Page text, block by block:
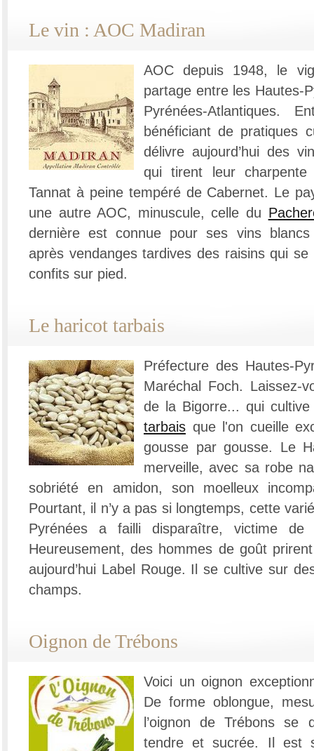
Le vin : AOC Madiran
AOC depuis 1948, le
partage entre les Hautes-
Pyrénées-Atlantiques.
bénéficiant de pratiques
délivre aujourd’hui des
qui tirent leur charpente
Tannat à peine tempéré de Cabernet. Le
une autre AOC, minuscule, celle du
dernière est connue pour ses vins blancs
après vendanges tardives des raisins qui
confits sur pied.
Le haricot tarbais
Préfecture des Hautes-
Maréchal Foch. Laissez-
de la Bigorre... qui
tarbais que l'on cueille
gousse par gousse. Le
merveille, avec sa robe
sobriété en amidon, son moelleux
Pourtant, il n’y a pas si longtemps, cette
Pyrénées a failli disparaître, victime de
Heureusement, des hommes de goût
aujourd’hui Label Rouge. Il se cultive sur
champs.
Oignon de Trébons
Voici un oignon
De forme oblongue,
l’oignon de Trébons se
tendre et sucrée. Il est